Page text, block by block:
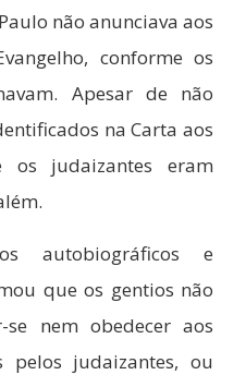
não anunciava aos
conforme os
Apesar de não
na Carta aos
os judaizantes eram
autobiográficos e
que os gentios não
se nem obedecer aos
pelos judaizantes, ou